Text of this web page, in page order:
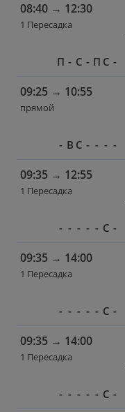
08:40 → 12:30
1 Пересадка
П - С - П С -
09:25 → 10:55
прямой
- В С - - - -
09:35 → 12:55
1 Пересадка
- - - - - С -
09:35 → 14:00
1 Пересадка
- - - - - С -
09:35 → 14:00
1 Пересадка
- - - - - С -